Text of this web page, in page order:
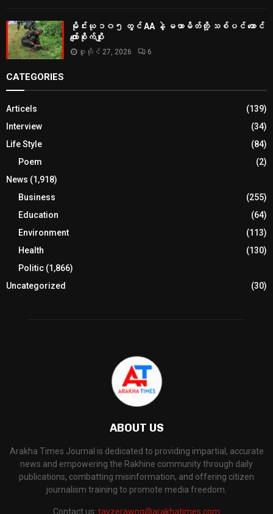
မိုင်းယု ၁၀၅ တွင် AA နဲ့ မဟာမိတ်တို့ သစ်ပင် ထောင်
ကျော်စိုက်ပျိုး
ဇူလိုင် 27, 2026 6
CATEGORIES
Articels
(139)
Interview
(34)
Life Style
(84)
Poem
(2)
News (1,918)
Business
(255)
Education
(64)
Environment
(113)
Health
(130)
Politic (1,866)
Uncategorized
(30)
ABOUT US
Arakha Times Journal is dedicated to providing impartial, accurate
news and empowering the Rakhine community through daily
publications, combatting misinformation, and offering citizen
journalism training to promote media freedom.
Contact us: tayzerawng@arakhatimes.com